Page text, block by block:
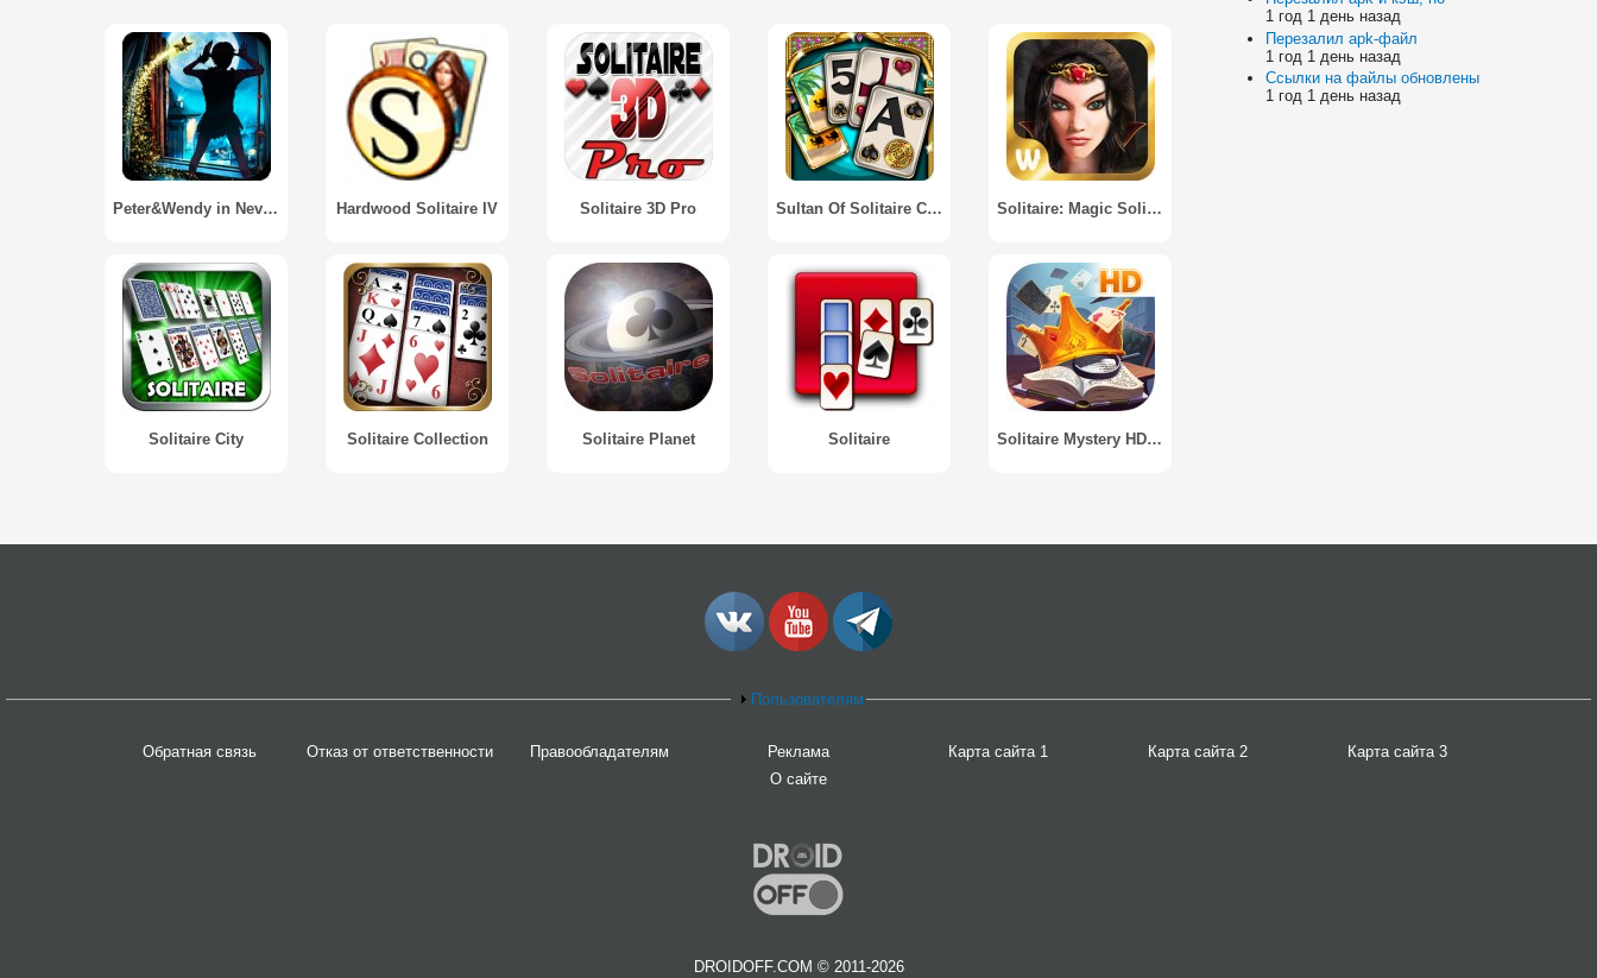
Peter&Wendy in Neverland FULL Hardwood Solitaire IV Solitaire 3D Pro Sultan Of Solitaire Card Games Solitaire: Magic Solitaire Card Games
Solitaire City Solitaire Collection Solitaire Planet Solitaire Solitaire Mystery HD (Full)
1 год 1 день назад
Перезалил apk-файл
1 год 1 день назад
Ссылки на файлы обновлены
1 год 1 день назад
Пользователям
Обратная связь Отказ от ответственности Правообладателям Реклама Карта сайта 1 Карта сайта 2
Карта сайта 3
О сайте
DROIDOFF.COM © 2011-2026